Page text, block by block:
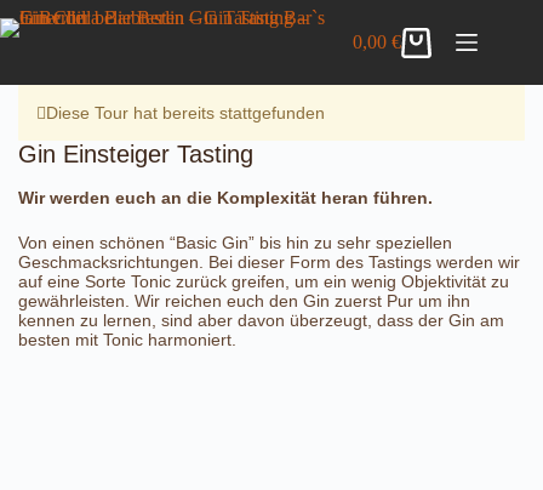
Zum
Inhalt
Gin Einsteiger Tasting
Details anzeigen
Warenkorb
0,00€
Diese Tour hat bereits stattgefunden
Gin Einsteiger Tasting
Wir werden euch an die Komplexität heran führen.
Von einen schönen “Basic Gin” bis hin zu sehr speziellen
Geschmacksrichtungen. Bei dieser Form des Tastings werden wir
auf eine Sorte Tonic zurück greifen, um ein wenig Objektivität zu
gewährleisten. Wir reichen euch den Gin zuerst Pur um ihn
kennen zu lernen, sind aber davon überzeugt, dass der Gin am
besten mit Tonic harmoniert.